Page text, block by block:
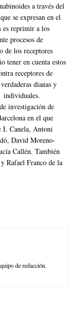
a través del
se expresan en el
es reprimir a los
procesos de
de los receptores
tener en cuenta estos
receptores de
dianas y
individuales.
investigación de
en el que
I. Canela, Antoni
David Moreno-
Callén. También
Rafael Franco de la
de redacción.